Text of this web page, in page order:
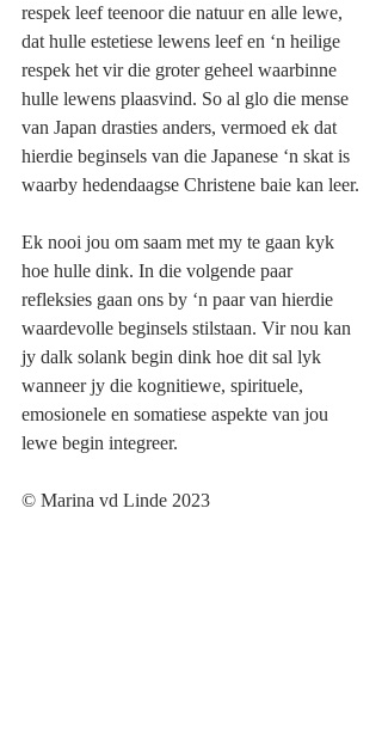
respek leef teenoor die natuur en alle lewe,
dat hulle estetiese lewens leef en ‘n heilige
respek het vir die groter geheel waarbinne
hulle lewens plaasvind. So al glo die mense
van Japan drasties anders, vermoed ek dat
hierdie beginsels van die Japanese ‘n skat is
waarby hedendaagse Christene baie kan leer.
Ek nooi jou om saam met my te gaan kyk
hoe hulle dink. In die volgende paar
refleksies gaan ons by ‘n paar van hierdie
waardevolle beginsels stilstaan. Vir nou kan
jy dalk solank begin dink hoe dit sal lyk
wanneer jy die kognitiewe, spirituele,
emosionele en somatiese aspekte van jou
lewe begin integreer.
©️ Marina vd Linde 2023